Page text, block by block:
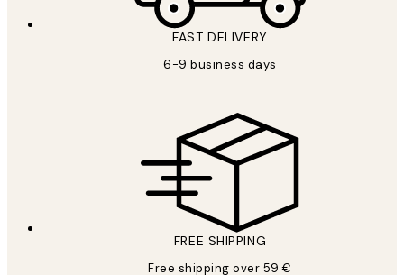
FAST DELIVERY
6-9 business days
FREE SHIPPING
Free shipping over 59 €